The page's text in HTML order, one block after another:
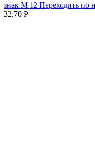
знак М 12 Переходить по
32.70 Р